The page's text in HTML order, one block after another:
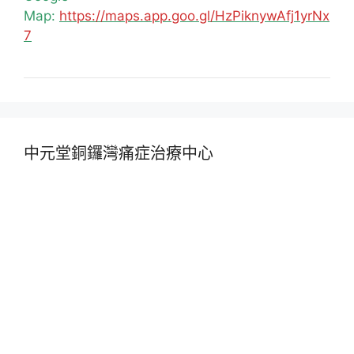
Map: https://maps.app.goo.gl/HzPiknywAfj1yrNx
7
中元堂銅鑼灣痛症治療中心